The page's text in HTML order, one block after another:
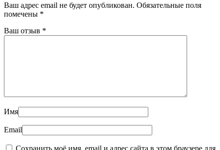
Ваш адрес email не будет опубликован. Обязательные поля
помечены *
Ваш отзыв *
Имя
Email
Сохранить моё имя, email и адрес сайта в этом браузере для